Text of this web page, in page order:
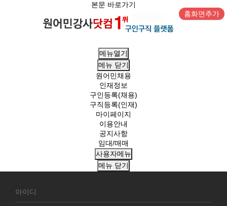
본문 바로가기
홈화면추가
메뉴열기
메뉴 닫기
원어민채용
인재정보
구인등록(채용)
구직등록(인재)
마이페이지
이용안내
공지사항
임대/매매
사용자메뉴
메뉴 닫기
원